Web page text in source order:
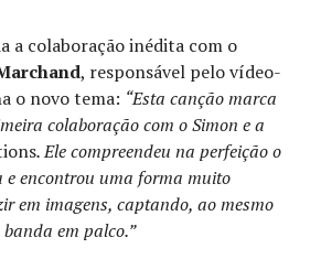
a colaboração inédita com o
, responsável pelo vídeo-
o novo tema: “Esta canção marca
colaboração com o Simon e a
. Ele compreendeu na perfeição o
e encontrou uma forma muito
em imagens, captando, ao mesmo
em palco.”